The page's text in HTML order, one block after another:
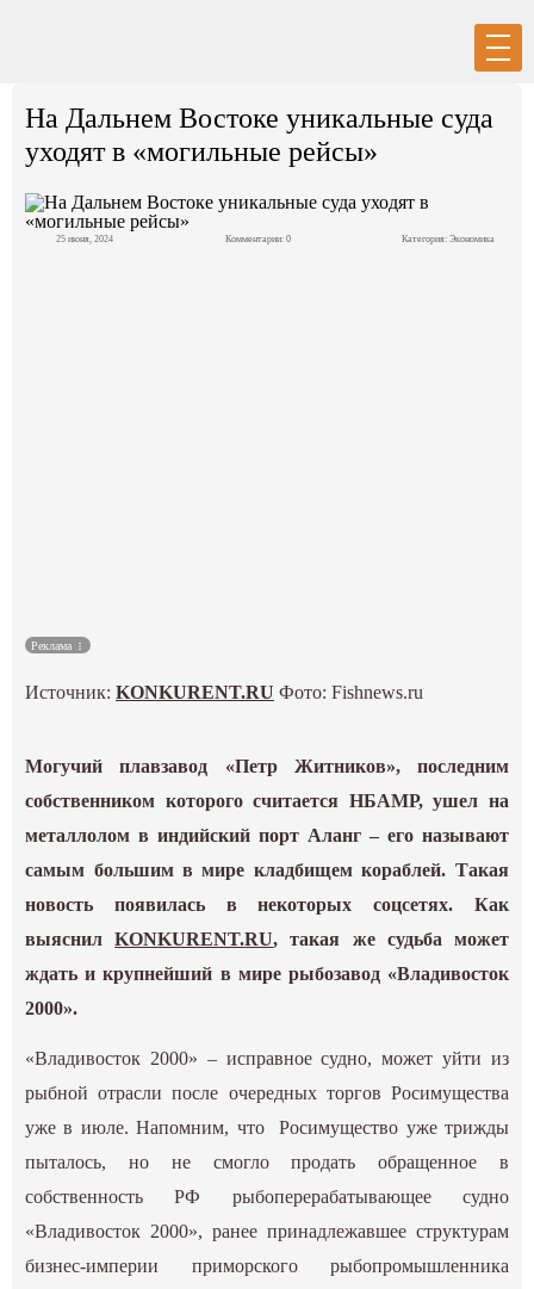
Вход
Спецпроекты
На Дальнем Востоке уникальные суда
уходят в «могильные рейсы»
25 июня, 2024 Комментарии: 0 Категория: Экономика
Реклама
Источник:KONKURENT.RU Фото:Fishnews.ru
Могучий плавзавод «Петр Житников», последним
собственником которого считается НБАМР, ушел на
металлолом в индийский порт Аланг – его называют
самым большим в мире кладбищем кораблей. Такая
новость появилась в некоторых соцсетях. Как
выяснилKONKURENT.RU, такая же судьба может
ждать и крупнейший в мире рыбозавод «Владивосток
2000».
«Владивосток 2000» – исправное судно, может уйти из
рыбной отрасли после очередных торгов Росимущества
уже в июле. Напомним, что Росимущество уже трижды
пыталось, но не смогло продать обращенное в
собственность РФ рыбоперерабатывающее судно
«Владивосток 2000», ранее принадлежавшее структурам
бизнес-империи приморского рыбопромышленника